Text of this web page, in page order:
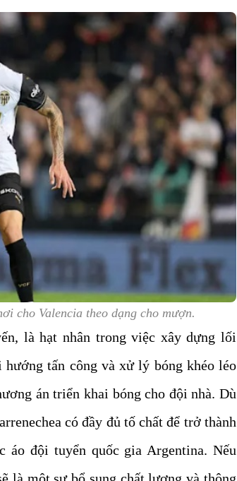
cho Valencia theo dạng cho mượn.
là hạt nhân trong việc xây dựng lối
tấn công và xử lý bóng khéo léo
án triển khai bóng cho đội nhà. Dù
có đầy đủ tố chất để trở thành
áo đội tuyển quốc gia Argentina. Nếu